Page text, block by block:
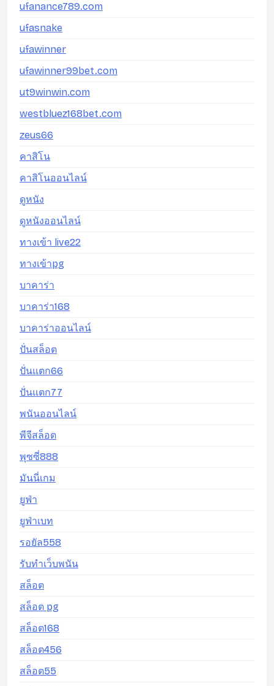
ufanance789.com
ufasnake
ufawinner
ufawinner99bet.com
ut9winwin.com
westbluez168bet.com
zeus66
คาสิโน
คาสิโนออนไลน์
ดูหนัง
ดูหนังออนไลน์
ทางเข้า live22
ทางเข้าpg
บาคาร่า
บาคาร่า168
บาคาร่าออนไลน์
ปั่นสล็อต
ปั่นแตก66
ปั่นแตก77
พนันออนไลน์
พีจีสล็อต
พุซซี่888
มันนี่เกม
ยูฟ่า
ยูฟ่าเบท
รอยัล558
รับทำเว็บพนัน
สล็อต
สล็อต pg
สล็อต168
สล็อต456
สล็อต55